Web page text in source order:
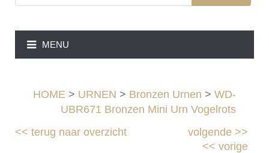
MENU
HOME > URNEN > Bronzen Urnen > WD-
UBR671 Bronzen Mini Urn Vogelrots
<<terug naar overzicht volgende>>
<< vorige